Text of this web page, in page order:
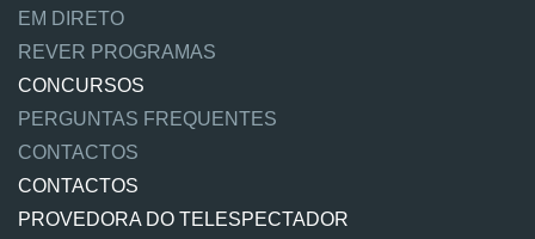
EM DIRETO
REVER PROGRAMAS
CONCURSOS
PERGUNTAS FREQUENTES
CONTACTOS
CONTACTOS
PROVEDORA DO TELESPECTADOR